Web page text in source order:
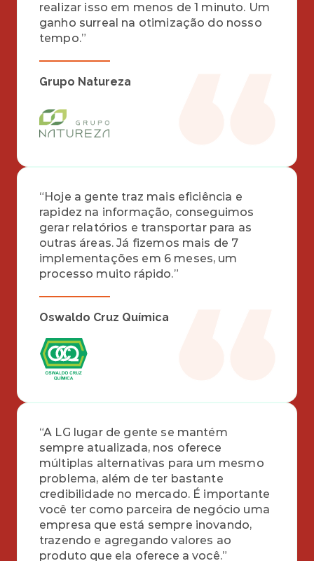
realizar isso em menos de 1 minuto. Um
ganho surreal na otimização do nosso
tempo.”
Grupo Natureza
“Hoje a gente traz mais eficiência e
rapidez na informação, conseguimos
gerar relatórios e transportar para as
outras áreas. Já fizemos mais de 7
implementações em 6 meses, um
processo muito rápido.”
Oswaldo Cruz Química
“A LG lugar de gente se mantém
sempre atualizada, nos oferece
múltiplas alternativas para um mesmo
problema, além de ter bastante
credibilidade no mercado. É importante
você ter como parceira de negócio uma
empresa que está sempre inovando,
trazendo e agregando valores ao
produto que ela oferece a você.”